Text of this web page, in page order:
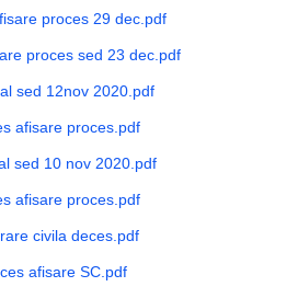
proces 29 dec.pdf
proces sed 23 dec.pdf
sed 12nov 2020.pdf
afisare proces.pdf
sed 10 nov 2020.pdf
afisare proces.pdf
civila deces.pdf
afisare SC.pdf